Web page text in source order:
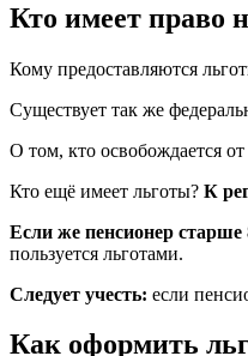
Кто имеет право
Кому предоставляются
Существует так же
О том, кто освобождается
Кто ещё имеет льготы? К
Если же пенсионер старше
пользуется льготами.
Следует учесть: если
Как оформить